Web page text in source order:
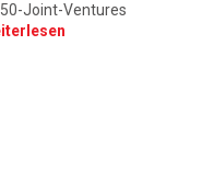
Joint-Ventures